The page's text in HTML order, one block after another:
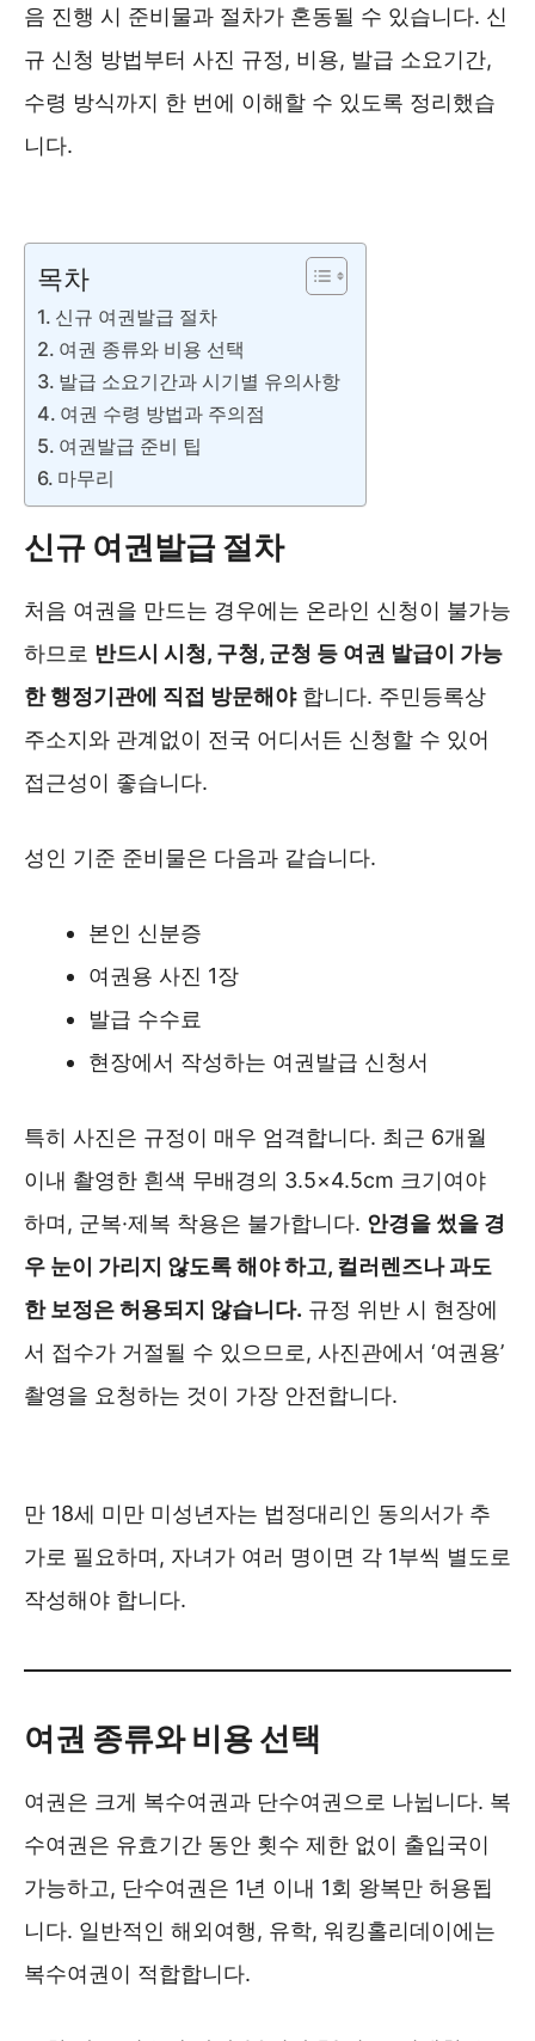
음 진행 시 준비물과 절차가 혼동될 수 있습니다. 신
규 신청 방법부터 사진 규정, 비용, 발급 소요기간,
수령 방식까지 한 번에 이해할 수 있도록 정리했습
니다.
목차
신규 여권발급 절차
여권 종류와 비용 선택
발급 소요기간과 시기별 유의사항
여권 수령 방법과 주의점
여권발급 준비 팁
마무리
신규 여권발급 절차
처음 여권을 만드는 경우에는 온라인 신청이 불가능
하므로 반드시 시청, 구청, 군청 등 여권 발급이 가능
한 행정기관에 직접 방문해야합니다. 주민등록상
주소지와 관계없이 전국 어디서든 신청할 수 있어
접근성이 좋습니다.
성인 기준 준비물은 다음과 같습니다.
본인 신분증
여권용 사진 1장
발급 수수료
현장에서 작성하는 여권발급 신청서
특히 사진은 규정이 매우 엄격합니다. 최근 6개월
이내 촬영한 흰색 무배경의 3.5×4.5cm 크기여야
하며, 군복·제복 착용은 불가합니다. 안경을 썼을 경
우 눈이 가리지 않도록 해야 하고, 컬러렌즈나 과도
한 보정은 허용되지 않습니다. 규정 위반 시 현장에
서 접수가 거절될 수 있으므로, 사진관에서 ‘여권용’
촬영을 요청하는 것이 가장 안전합니다.
만 18세 미만 미성년자는 법정대리인 동의서가 추
가로 필요하며, 자녀가 여러 명이면 각 1부씩 별도로
작성해야 합니다.
여권 종류와 비용 선택
여권은 크게 복수여권과 단수여권으로 나뉩니다. 복
수여권은 유효기간 동안 횟수 제한 없이 출입국이
가능하고, 단수여권은 1년 이내 1회 왕복만 허용됩
니다. 일반적인 해외여행, 유학, 워킹홀리데이에는
복수여권이 적합합니다.